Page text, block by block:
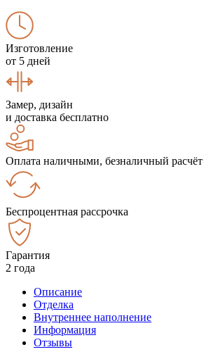
Изготовление
от 5 дней
Замер, дизайн
и доставка бесплатно
Оплата наличными, безналичный расчёт
Беспроцентная рассрочка
Гарантия
2 года
Описание
Отделка
Внутреннее наполнение
Информация
Отзывы